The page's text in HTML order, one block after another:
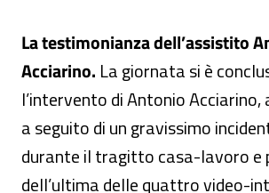
La testimonianza dell’assistito
Acciarino. La giornata si è
l’intervento di Antonio
a seguito di un gravissimo
durante il tragitto casa-lavoro e
dell’ultima delle quattro video-